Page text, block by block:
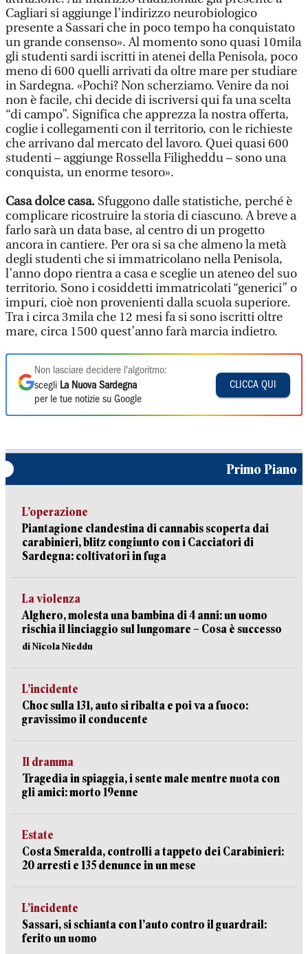
Cagliari si aggiunge l’indirizzo neurobiologico
presente a Sassari che in poco tempo ha conquistato
un grande consenso». Al momento sono quasi 10mila
gli studenti sardi iscritti in atenei della Penisola, poco
meno di 600 quelli arrivati da oltre mare per studiare
in Sardegna. «Pochi? Non scherziamo. Venire da noi
non è facile, chi decide di iscriversi qui fa una scelta
“di campo”. Significa che apprezza la nostra offerta,
coglie i collegamenti con il territorio, con le richieste
che arrivano dal mercato del lavoro. Quei quasi 600
studenti – aggiunge Rossella Filigheddu – sono una
conquista, un enorme tesoro».
Casa dolce casa. Sfuggono dalle statistiche, perché è
complicare ricostruire la storia di ciascuno. A breve a
farlo sarà un data base, al centro di un progetto
ancora in cantiere. Per ora si sa che almeno la metà
degli studenti che si immatricolano nella Penisola,
l’anno dopo rientra a casa e sceglie un ateneo del suo
territorio. Sono i cosiddetti immatricolati “generici” o
impuri, cioè non provenienti dalla scuola superiore.
Tra i circa 3mila che 12 mesi fa si sono iscritti oltre
mare, circa 1500 quest’anno farà marcia indietro.
Non lasciare decidere l'algoritmo:
scegli La Nuova Sardegna
per le tue notizie su Google
CLICCA QUI
Primo Piano
L’operazione
Piantagione clandestina di cannabis scoperta dai
carabinieri, blitz congiunto con i Cacciatori di
Sardegna: coltivatori in fuga
La violenza
Alghero, molesta una bambina di 4 anni: un uomo
rischia il linciaggio sul lungomare – Cosa è successo
di Nicola Nieddu
L’incidente
Choc sulla 131, auto si ribalta e poi va a fuoco:
gravissimo il conducente
Il dramma
Tragedia in spiaggia, i sente male mentre nuota con
gli amici: morto 19enne
Estate
Costa Smeralda, controlli a tappeto dei Carabinieri:
20 arresti e 135 denunce in un mese
L’incidente
Sassari, si schianta con l’auto contro il guardrail:
ferito un uomo